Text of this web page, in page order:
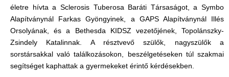
életre hívta a Sclerosis Tuberosa Baráti Társaságot, a Symbo
Alapítványnál Farkas Gyöngyinek, a GAPS Alapítványnál Illés
Orsolyának, és a Bethesda KIDSZ vezetőjének, Topolánszky-
Zsindely Katalinnak. A résztvevő szülők, nagyszülők a
sorstársakkal való találkozásokon, beszélgetéseken túl szakmai
segítséget kaphattak a gyermekeket érintő kérdésekben.